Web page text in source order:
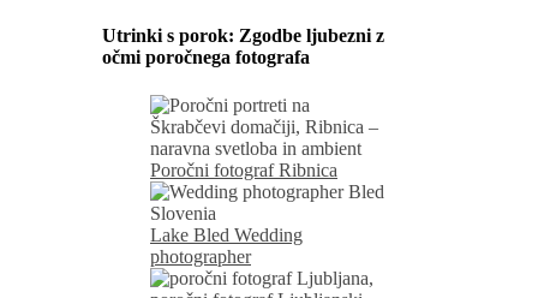
Utrinki s porok: Zgodbe ljubezni z
očmi poročnega fotografa
Poročni fotograf Ribnica
Lake Bled Wedding
photographer